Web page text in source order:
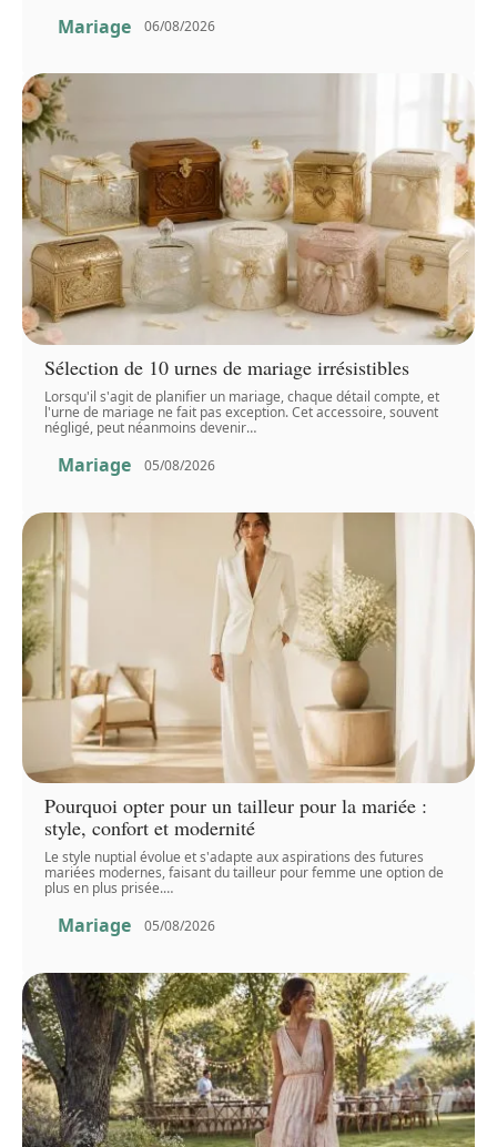
Mariage 06/08/2026
Sélection de 10 urnes de mariage irrésistibles
Lorsqu'il s'agit de planifier un mariage, chaque détail compte, et
l'urne de mariage ne fait pas exception. Cet accessoire, souvent
négligé, peut néanmoins devenir…
Mariage 05/08/2026
Pourquoi opter pour un tailleur pour la mariée :
style, confort et modernité
Le style nuptial évolue et s'adapte aux aspirations des futures
mariées modernes, faisant du tailleur pour femme une option de
plus en plus prisée.…
Mariage 05/08/2026